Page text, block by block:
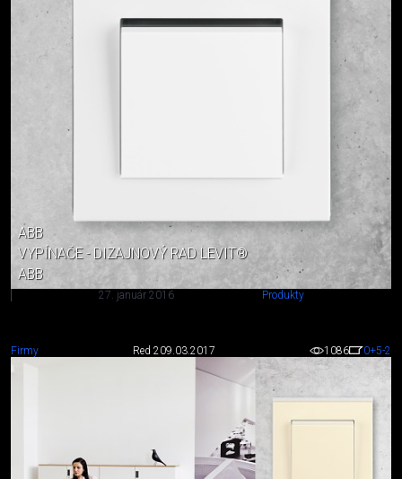
ABB
VYPÍNAČE - DIZAJNOVÝ RAD LEVIT®
ABB
27. január 2016 Produkty
Firmy Red 2 09.03.2017 1086 0+5-2